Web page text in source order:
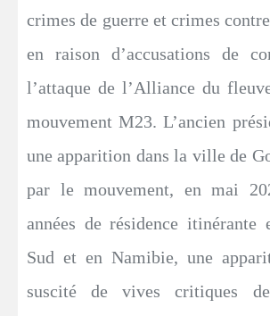
crimes de guerre et crimes
en raison d’accusations de
l’attaque de l’Alliance du
mouvement M23. L’ancien
une apparition dans la ville de
par le mouvement, en mai
années de résidence itinérante
Sud et en Namibie, une
suscité de vives critiques